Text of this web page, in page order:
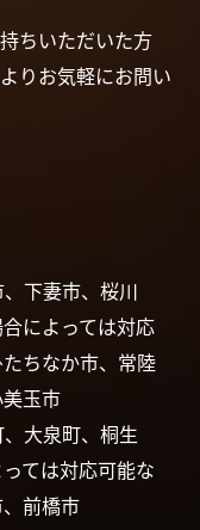
ちいただいた方
りお気軽にお問い
下妻市、桜川
によっては対応
ちなか市、常陸
玉市
大泉町、桐生
ては対応可能な
前橋市